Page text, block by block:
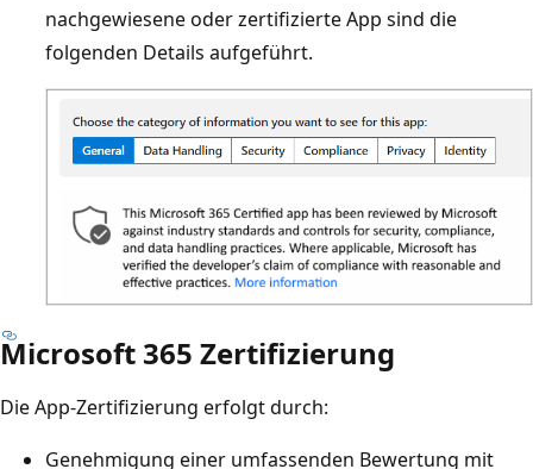
nachgewiesene oder zertifizierte App sind die
folgenden Details aufgeführt.
Microsoft 365 Zertifizierung
Die App-Zertifizierung erfolgt durch:
Genehmigung einer umfassenden Bewertung mit